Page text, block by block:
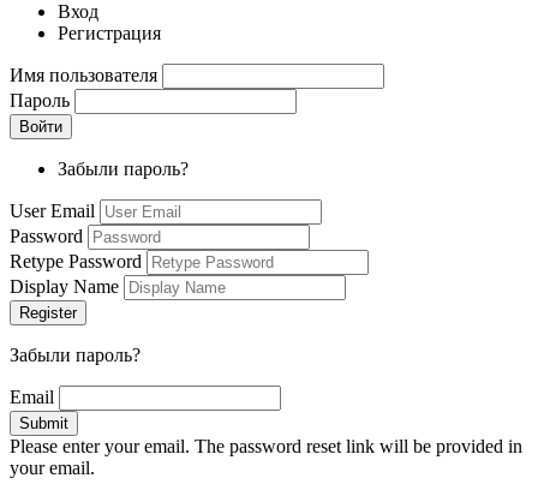
Вход
Регистрация
Имя пользователя
Пароль
Забыли пароль?
User Email
Password
Retype Password
Display Name
Забыли пароль?
Email
Please enter your email. The password reset link will be provided in
your email.